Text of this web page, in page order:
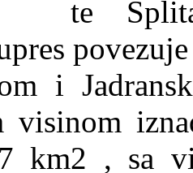
te
i
visinom
km2 , sa